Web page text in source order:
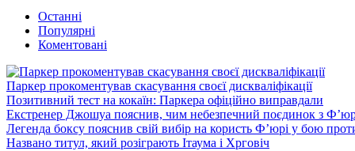
Останні
Популярні
Коментовані
Паркер прокоментував скасування своєї дискваліфікації
Позитивний тест на кокаїн: Паркера офіційно виправдали
Екстренер Джошуа пояснив, чим небезпечний поєдинок з
Легенда боксу пояснив свій вибір на користь Ф’юрі у бою
Названо титул, який розіграють Ітаума і Хрговіч